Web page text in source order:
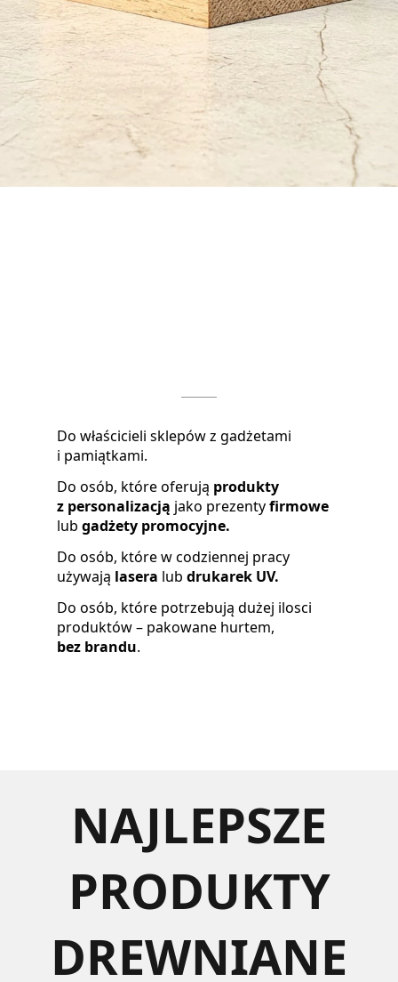
Do właścicieli sklepów z gadżetami
i pamiątkami.
Do osób, które oferują produkty
z personalizacją jako prezentyfirmowe
lub gadżety promocyjne.
Do osób, które w codziennej pracy
używają lasera lub drukarek UV.
Do osób, które potrzebują dużej ilosci
produktów – pakowane hurtem,
bez brandu.
NAJLEPSZE
PRODUKTY
DREWNIANE